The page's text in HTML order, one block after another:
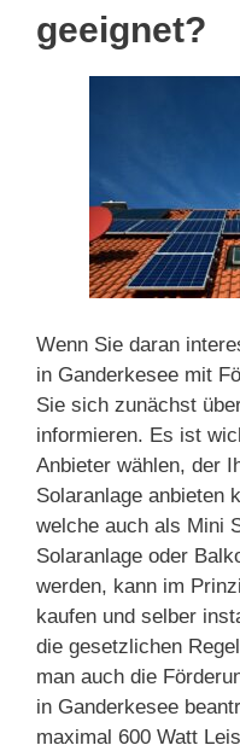
geeignet?
Wenn Sie daran
in Ganderkesee mit
Sie sich zunächst
informieren. Es ist
Anbieter wählen, der
Solaranlage anbieten
welche auch als Mini
Solaranlage oder
werden, kann im
kaufen und selber
die gesetzlichen
man auch die
in Ganderkesee
maximal 600 Watt